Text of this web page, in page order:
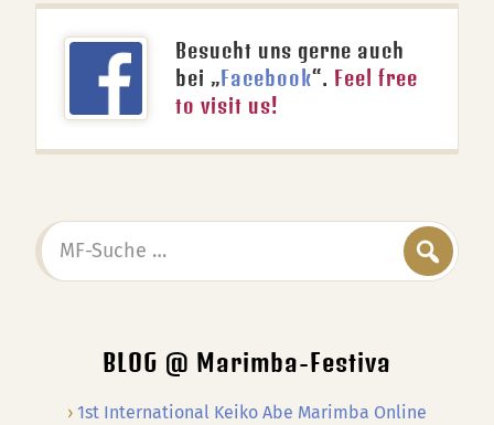
Besucht uns gerne auch
bei „Facebook“. Feel free
to visit us!
MF-
Suche
BLOG @ Marimba-Festiva
1st International Keiko Abe Marimba Online